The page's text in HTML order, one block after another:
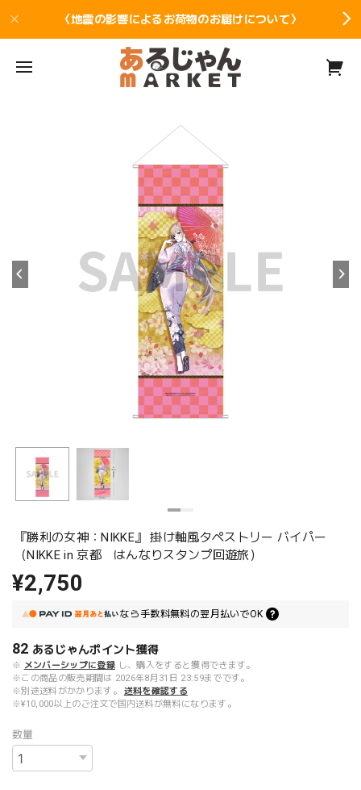
〈地震の影響によるお荷物のお届けについて〉
『勝利の女神：NIKKE』 掛け軸風タペストリー バイパー
（NIKKE in 京都 はんなりスタンプ回遊旅）
¥2,750
なら 手数料無料の翌月払いでOK
82 あるじゃんポイント獲得
※ メンバーシップに登録 し、購入をすると獲得できます。
※この商品の販売期間は 2026年8月31日 23:59までです。
※別途送料がかかります。
送料を確認する
※¥10,000以上のご注文で国内送料が無料になります。
数量